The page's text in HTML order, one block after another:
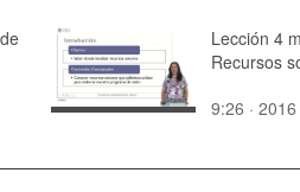
Lección 4
Recursos
9:26 · 2016